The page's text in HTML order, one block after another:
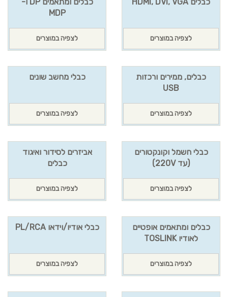
לצפיה במוצרים
MDP
לצפיה במוצרים
כבלים, ממירים ורכזות
USB
לצפיה במוצרים
כבלי מחשב שונים
לצפיה במוצרים
כבלי חשמל וקונקטורים
(עד 220V)
לצפיה במוצרים
אביזרים לסידור ואיגוד
כבלים
לצפיה במוצרים
כבלים ומתאמים אופטיים
לאודיו TOSLINK
לצפיה במוצרים
כבלי אודיו/וידאו PL/RCA
לצפיה במוצרים